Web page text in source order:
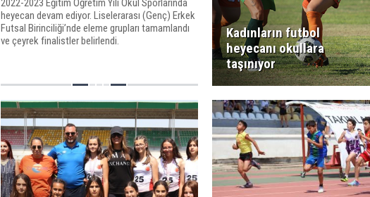
2022-2023 Eğitim Öğretim Yılı Okul Sporlarında
heyecan devam ediyor. Liselerarası (Genç) Erkek
Futsal Birinciliği’nde eleme grupları tamamlandı
ve çeyrek finalistler belirlendi.
Kadınların futbol
heyecanı okullara
taşınıyor